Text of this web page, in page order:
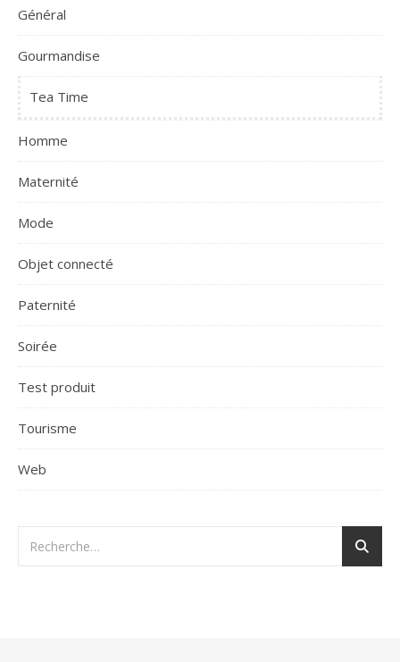
Général
Gourmandise
Tea Time
Homme
Maternité
Mode
Objet connecté
Paternité
Soirée
Test produit
Tourisme
Web